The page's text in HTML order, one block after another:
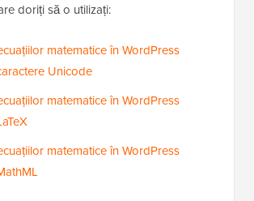
doriți să o utilizați:
matematice în WordPress
Unicode
matematice în WordPress
matematice în WordPress